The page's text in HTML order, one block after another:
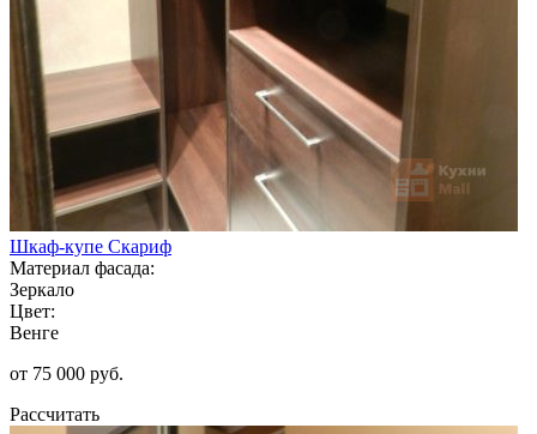
Шкаф-купе Скариф
Материал фасада:
Зеркало
Цвет:
Венге
от 75 000 руб.
Рассчитать